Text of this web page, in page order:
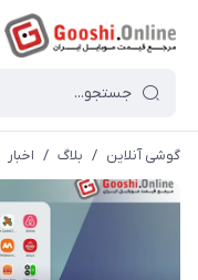
گوشی آنلاین / بلاگ / اخبار